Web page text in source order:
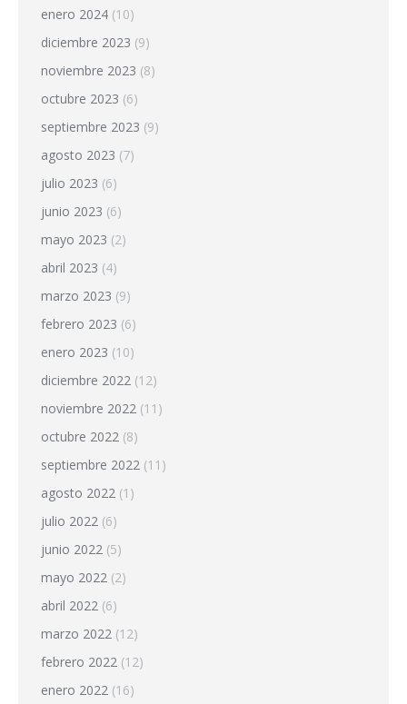
enero 2024 (10)
diciembre 2023 (9)
noviembre 2023 (8)
octubre 2023 (6)
septiembre 2023 (9)
agosto 2023 (7)
julio 2023 (6)
junio 2023 (6)
mayo 2023 (2)
abril 2023 (4)
marzo 2023 (9)
febrero 2023 (6)
enero 2023 (10)
diciembre 2022 (12)
noviembre 2022 (11)
octubre 2022 (8)
septiembre 2022 (11)
agosto 2022 (1)
julio 2022 (6)
junio 2022 (5)
mayo 2022 (2)
abril 2022 (6)
marzo 2022 (12)
febrero 2022 (12)
enero 2022 (16)